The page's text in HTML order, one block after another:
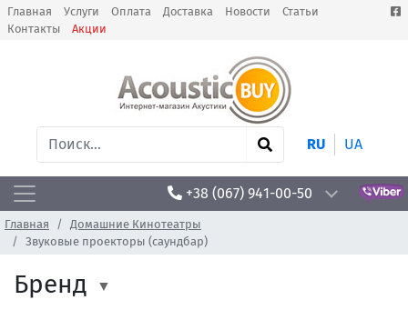
Главная Услуги Оплата Доставка Новости
Статьи
Контакты
Акции
RU UA
+38 (067) 941-00-50
Главная
Домашние Кинотеатры
Звуковые проекторы (саундбар)
Бренд